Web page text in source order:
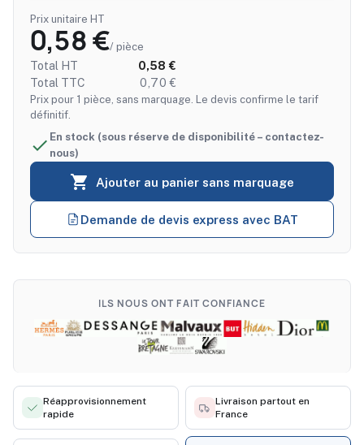
 Ajouter au panier sans marquage
 En stock (sous réserve de disponibilité – contactez-
nous)
Prix unitaire HT
0,58 €/ pièce
Total HT
0,58 €
Total TTC
0,70 €
Prix pour 1 pièce, sans marquage. Le devis confirme le tarif
définitif.
Demande de devis express avec BAT
ILS NOUS ONT FAIT CONFIANCE
Réapprovisionnement
rapide
Livraison partout en
France